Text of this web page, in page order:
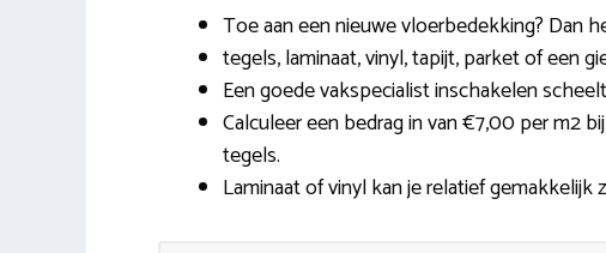
Toe aan een nieuwe vloerbedekking? Dan
tegels, laminaat, vinyl, tapijt, parket of een
Een goede vakspecialist inschakelen
Calculeer een bedrag in van €7,00 per m2
tegels.
Laminaat of vinyl kan je relatief gemakkelijk